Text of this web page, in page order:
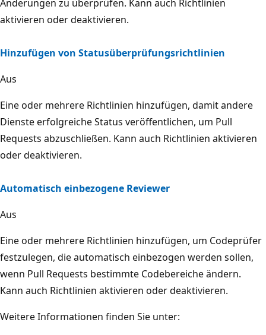
Änderungen zu überprüfen. Kann auch Richtlinien
aktivieren oder deaktivieren.
Hinzufügen von Statusüberprüfungsrichtlinien
Aus
Eine oder mehrere Richtlinien hinzufügen, damit andere
Dienste erfolgreiche Status veröffentlichen, um Pull
Requests abzuschließen. Kann auch Richtlinien aktivieren
oder deaktivieren.
Automatisch einbezogene Reviewer
Aus
Eine oder mehrere Richtlinien hinzufügen, um Codeprüfer
festzulegen, die automatisch einbezogen werden sollen,
wenn Pull Requests bestimmte Codebereiche ändern.
Kann auch Richtlinien aktivieren oder deaktivieren.
Weitere Informationen finden Sie unter: